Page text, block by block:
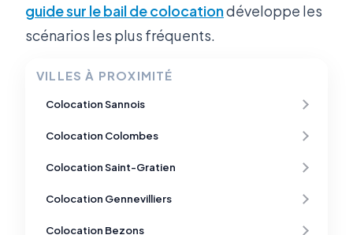
guide sur le bail de colocationdéveloppe les
scénarios les plus fréquents.
VILLES À PROXIMITÉ
Colocation Sannois
Colocation Colombes
Colocation Saint-Gratien
Colocation Gennevilliers
Colocation Bezons